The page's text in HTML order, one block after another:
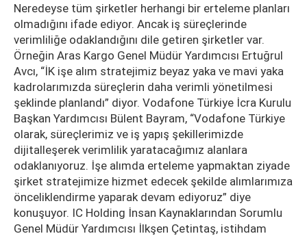
Neredeyse tüm şirketler herhangi bir erteleme planları
olmadığını ifade ediyor. Ancak iş süreçlerinde
verimliliğe odaklandığını dile getiren şirketler var.
Örneğin Aras Kargo Genel Müdür Yardımcısı Ertuğrul
Avcı, “İK işe alım stratejimiz beyaz yaka ve mavi yaka
kadrolarımızda süreçlerin daha verimli yönetilmesi
şeklinde planlandı” diyor. Vodafone Türkiye İcra Kurulu
Başkan Yardımcısı Bülent Bayram, “Vodafone Türkiye
olarak, süreçlerimiz ve iş yapış şekillerimizde
dijitalleşerek verimlilik yaratacağımız alanlara
odaklanıyoruz. İşe alımda erteleme yapmaktan ziyade
şirket stratejimize hizmet edecek şekilde alımlarımıza
önceliklendirme yaparak devam ediyoruz” diye
konuşuyor. IC Holding İnsan Kaynaklarından Sorumlu
Genel Müdür Yardımcısı İlkşen Çetintaş, istihdam